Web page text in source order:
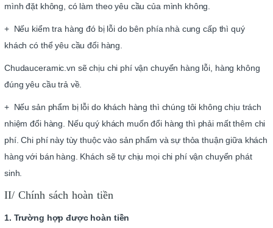
mình đặt không, có làm theo yêu cầu của mình không.
+ Nếu kiểm tra hàng đó bị lỗi do bên phía nhà cung cấp thì quý
khách có thể yêu cầu đổi hàng.
Chudauceramic.vn sẽ chịu chi phí vận chuyển hàng lỗi, hàng không
đúng yêu cầu trả về.
+ Nếu sản phẩm bị lỗi do khách hàng thì chúng tôi không chịu trách
nhiệm đổi hàng. Nếu quý khách muốn đổi hàng thì phải mất thêm chi
phí. Chi phí này tùy thuộc vào sản phẩm và sự thỏa thuận giữa khách
hàng với bán hàng. Khách sẽ tự chịu mọi chi phí vận chuyển phát
sinh.
II/ Chính sách hoàn tiền
1. Trường hợp được hoàn tiền